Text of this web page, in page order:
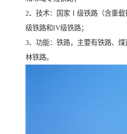
2、技术：国家Ⅰ级铁路（含重
级铁路和IV级铁路；
3、功能：铁路，主要有铁路、
林铁路。